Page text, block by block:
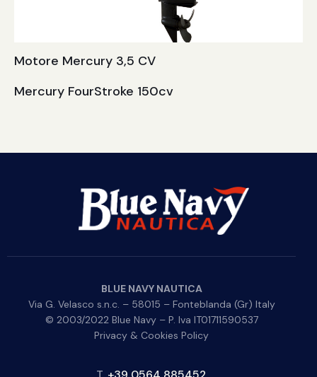
Motore Mercury 3,5 CV
Mercury FourStroke 150cv
BLUE NAVY NAUTICA
Via G. Velasco s.n.c. – 58015 – Fonteblanda (Gr) Italy
© 2003/2022 Blue Navy – P. Iva IT01711590537
Privacy & Cookies Policy